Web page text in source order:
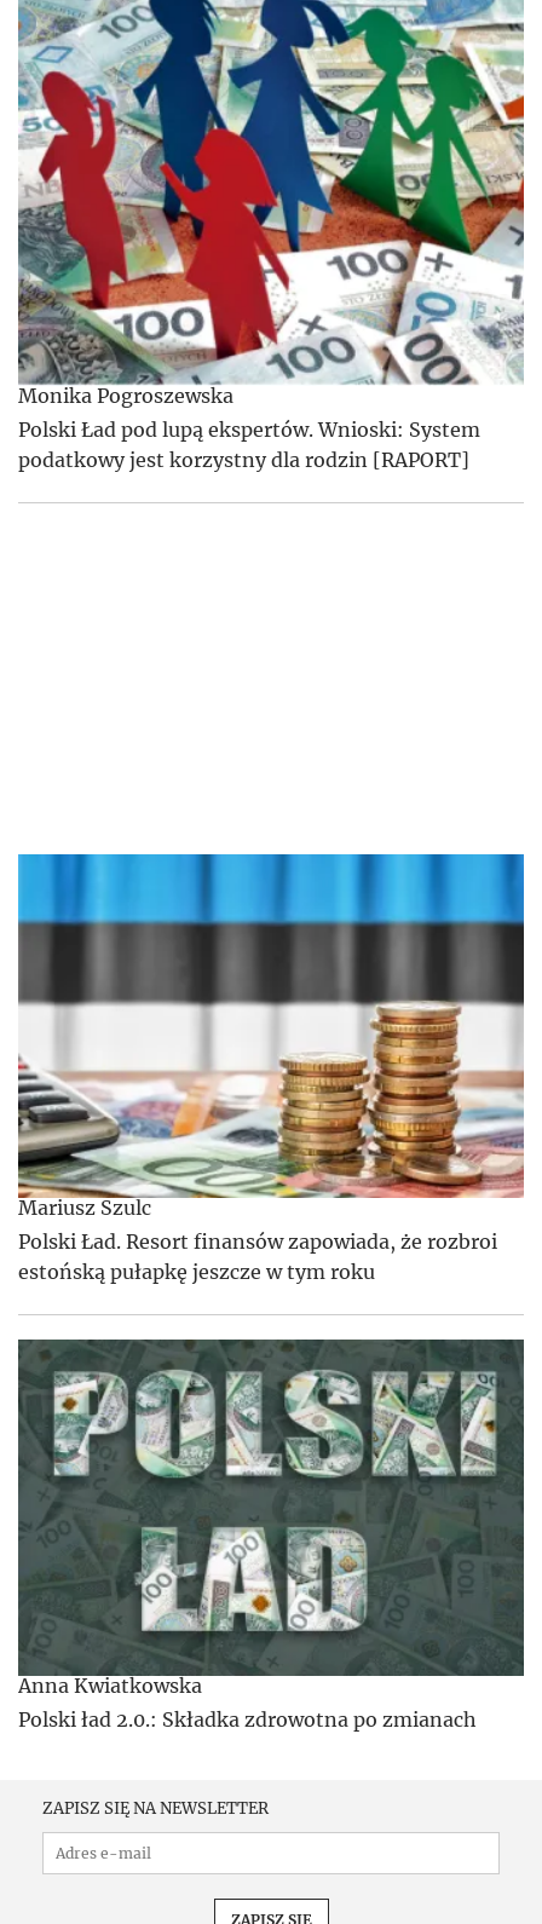
Monika Pogroszewska
Polski Ład pod lupą ekspertów. Wnioski: System
podatkowy jest korzystny dla rodzin [RAPORT]
Mariusz Szulc
Polski Ład. Resort finansów zapowiada, że rozbroi
estońską pułapkę jeszcze w tym roku
Anna Kwiatkowska
Polski ład 2.0.: Składka zdrowotna po zmianach
ZAPISZ SIĘ NA NEWSLETTER